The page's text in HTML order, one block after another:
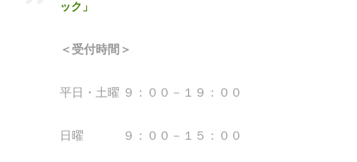
ック」
＜受付時間＞
平日・土曜 ９：００－１９：００
日曜 ９：００－１５：００